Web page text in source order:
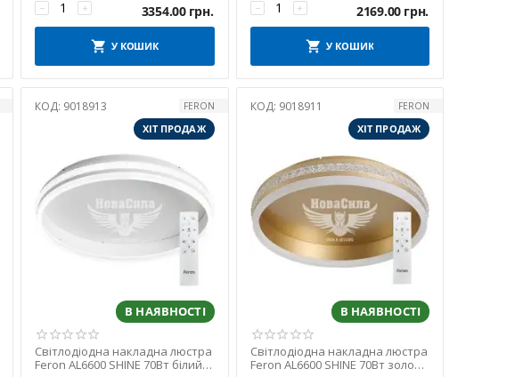
+
− 3354.00 грн.
У КОШИК
+
− 2169.00 грн.
У КОШИК
КОД: 9018913
FERON
ХІТ ПРОДАЖ
В НАЯВНОСТІ
Світлодіодна накладна люстра
Feron AL6600 SHINE 70Вт білий
КОД: 9018911
FERON
ХІТ ПРОДАЖ
В НАЯВНОСТІ
Світлодіодна накладна люстра
Feron AL6600 SHINE 70Вт золото